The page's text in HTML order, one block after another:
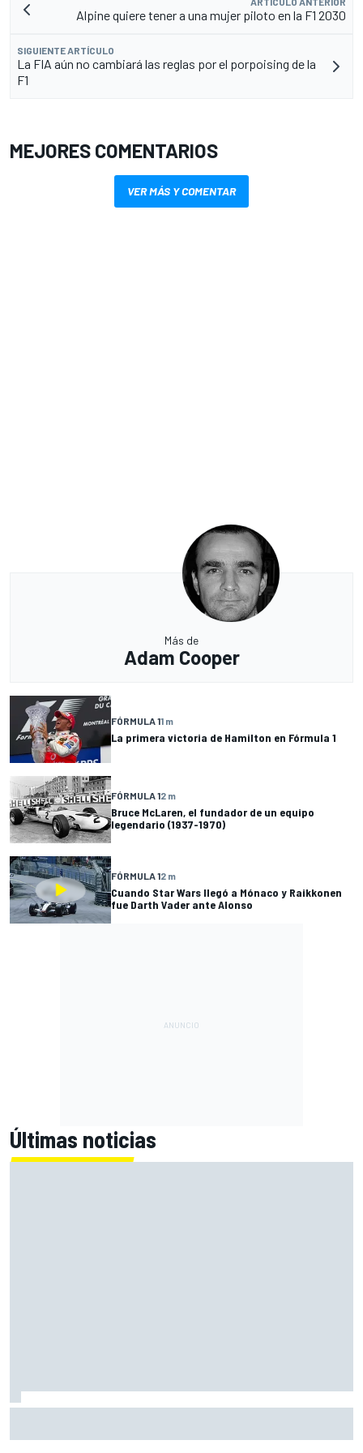
Alpine quiere tener a una mujer piloto en la F1 2030
SIGUIENTE ARTÍCULO
La FIA aún no cambiará las reglas por el porpoising de la
F1
MEJORES COMENTARIOS
VER MÁS Y COMENTAR
Más de
Adam Cooper
FÓRMULA 11 m
La primera victoria de Hamilton en Fórmula 1
FÓRMULA 12 m
Bruce McLaren, el fundador de un equipo
legendario (1937-1970)
FÓRMULA 12 m
Cuando Star Wars llegó a Mónaco y Raikkonen
fue Darth Vader ante Alonso
Últimas noticias